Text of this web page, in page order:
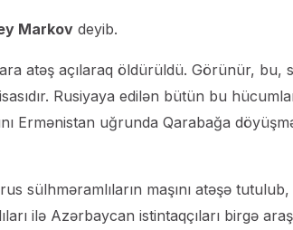
Markov deyib.
atəş açılaraq öldürüldü. Görünür, bu,
Rusiyaya edilən bütün bu
Ermənistan uğrunda Qarabağa
sülhməramlıların maşını atəşə
ilə Azərbaycan istintaqçıları birgə